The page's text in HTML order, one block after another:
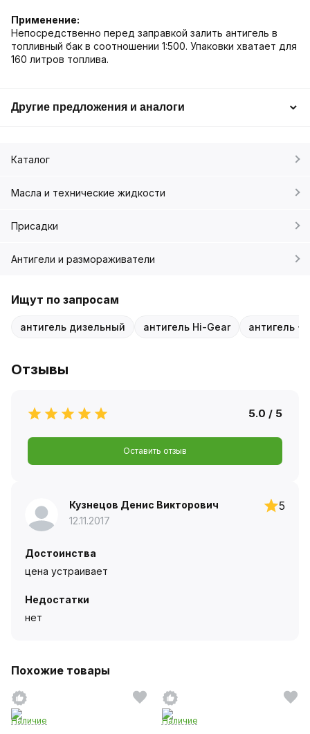
Применение:
Непосредственно перед заправкой залить антигель в
топливный бак в соотношении 1:500. Упаковки хватает для
160 литров топлива.
Другие предложения и аналоги
Каталог
Масла и технические жидкости
Присадки
Антигели и размораживатели
Ищут по запросам
антигель дизельный антигель Hi-Gear антигель -
Отзывы
5.0 / 5
Оставить отзыв
Кузнецов Денис Викторович
12.11.2017
5
Достоинства
цена устраивает
Недостатки
нет
Похожие товары
Наличие
Наличие